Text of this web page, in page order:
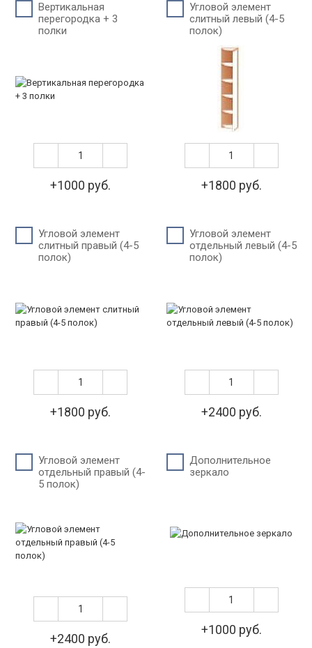
Вертикальная
перегородка + 3
полки
+1000 руб.
Угловой элемент
слитный левый (4-5
полок)
+1800 руб.
Угловой элемент
слитный правый (4-5
полок)
+1800 руб.
Угловой элемент
отдельный левый (4-5
полок)
+2400 руб.
Угловой элемент
отдельный правый (4-
5 полок)
+2400 руб.
Дополнительное
зеркало
+1000 руб.